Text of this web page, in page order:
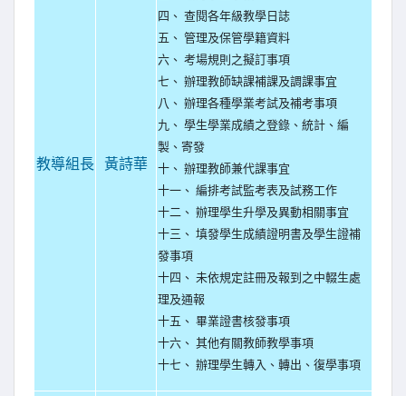
教導組長 黃詩華
四、 查閱各年級教學日誌
五、 管理及保管學籍資料
六、 考場規則之擬訂事項
七、 辦理教師缺課補課及調課事宜
八、 辦理各種學業考試及補考事項
九、 學生學業成績之登錄、統計、編
製、寄發
十、 辦理教師兼代課事宜
十一、 編排考試監考表及試務工作
十二、 辦理學生升學及異動相關事宜
十三、 填發學生成績證明書及學生證補
發事項
十四、 未依規定註冊及報到之中輟生處
理及通報
十五、 畢業證書核發事項
十六、 其他有關教師教學事項
十七、 辦理學生轉入、轉出、復學事項